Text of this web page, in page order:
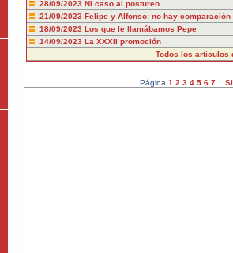
28/09/2023 Ni caso al postureo
21/09/2023 Felipe y Alfonso: no hay comparación
18/09/2023 Los que le llamábamos Pepe
14/09/2023 La XXXII promoción
Todos los artículos
Página 1 2 3 4 5 6 7